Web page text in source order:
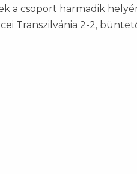
a csoport harmadik
Transzilvánia 2-2,